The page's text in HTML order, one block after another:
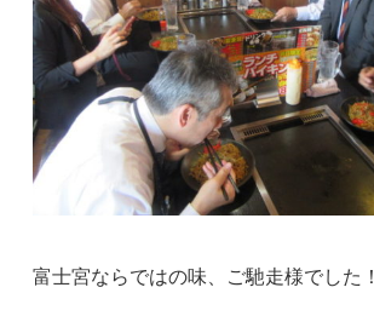
富士宮ならではの味、ご馳走様でした！